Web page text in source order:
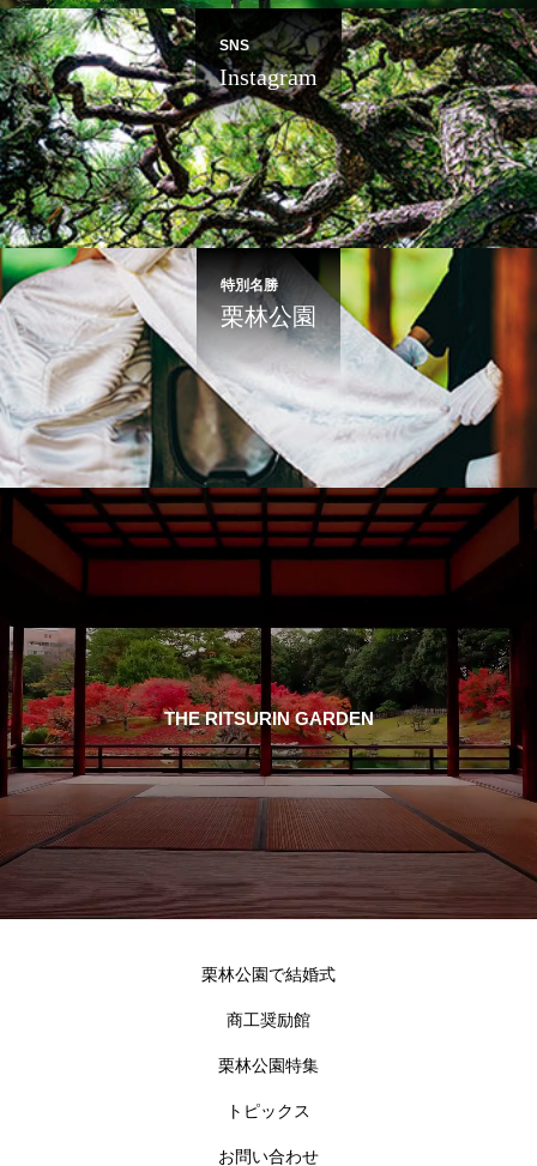
SNS
Instagram
特別名勝
栗林公園
THE RITSURIN GARDEN
栗林公園で結婚式
商工奨励館
栗林公園特集
トピックス
お問い合わせ